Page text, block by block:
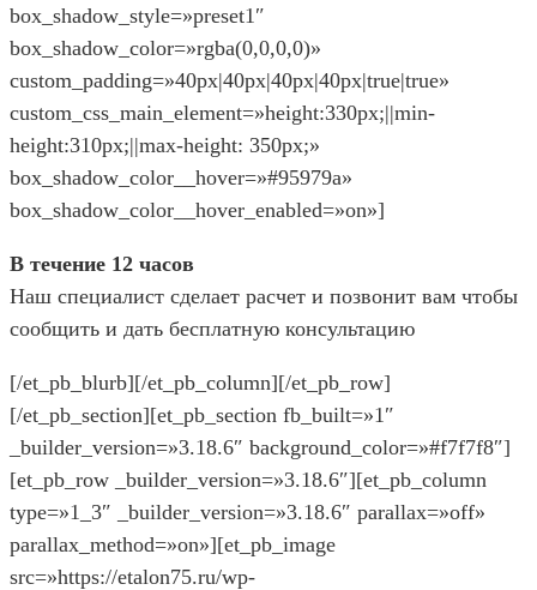
box_shadow_style=»preset1″
box_shadow_color=»rgba(0,0,0,0)»
custom_padding=»40px|40px|40px|40px|true|true»
custom_css_main_element=»height:330px;||min-
height:310px;||max-height: 350px;»
box_shadow_color__hover=»#95979a»
box_shadow_color__hover_enabled=»on»]
В течение 12 часов
Наш специалист сделает расчет и позвонит вам чтобы
сообщить и дать бесплатную консультацию
[/et_pb_blurb][/et_pb_column][/et_pb_row]
[/et_pb_section][et_pb_section fb_built=»1″
_builder_version=»3.18.6″ background_color=»#f7f7f8″]
[et_pb_row _builder_version=»3.18.6″][et_pb_column
type=»1_3″ _builder_version=»3.18.6″ parallax=»off»
parallax_method=»on»][et_pb_image
src=»https://etalon75.ru/wp-